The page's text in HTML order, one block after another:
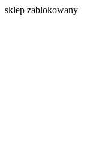
sklep zablokowany